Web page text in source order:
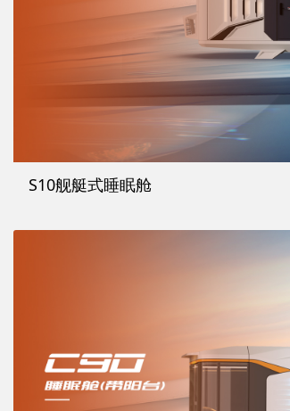
S10舰艇式睡眠舱